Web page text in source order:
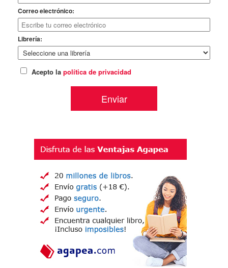
Correo electrónico:
Librería:
Acepto la política de privacidad